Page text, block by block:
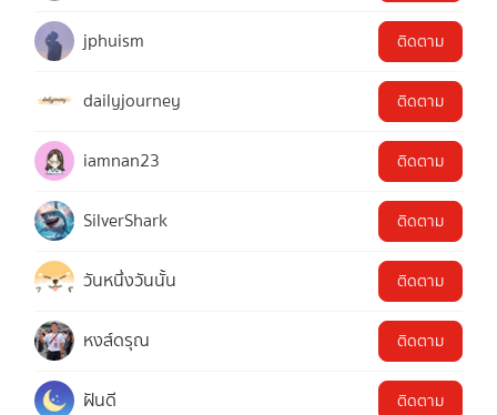
jphuism ติดตาม
dailyjourney ติดตาม
iamnan23 ติดตาม
SilverShark ติดตาม
วันหนึ่งวันนั้น ติดตาม
หงส์ดรุณ ติดตาม
ฝันดี ติดตาม